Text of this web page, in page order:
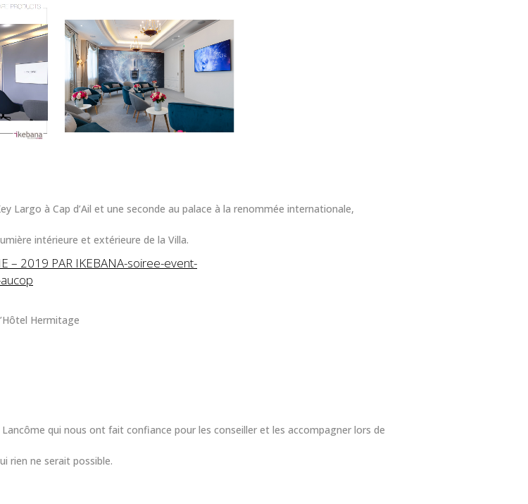
Largo à Cap d’Ail et une seconde au palace à la renommée internationale,
intérieure et extérieure de la Villa.
Hermitage
qui nous ont fait confiance pour les conseiller et les accompagner lors de
rien ne serait possible.